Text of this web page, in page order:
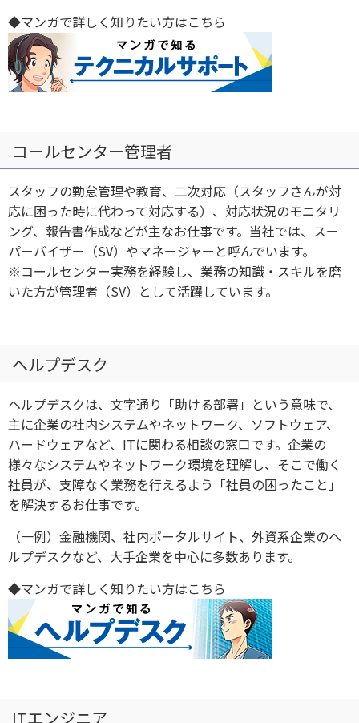
◆マンガで詳しく知りたい方はこちら
コールセンター管理者
スタッフの勤怠管理や教育、二次対応（スタッフさんが対
応に困った時に代わって対応する）、対応状況のモニタリ
ング、報告書作成などが主なお仕事です。当社では、スー
パーバイザー（SV）やマネージャーと呼んでいます。
※コールセンター実務を経験し、業務の知識・スキルを磨
いた方が管理者（SV）として活躍しています。
ヘルプデスク
ヘルプデスクは、文字通り「助ける部署」という意味で、
主に企業の社内システムやネットワーク、ソフトウェア、
ハードウェアなど、ITに関わる相談の窓口です。企業の
様々なシステムやネットワーク環境を理解し、そこで働く
社員が、支障なく業務を行えるよう「社員の困ったこと」
を解決するお仕事です。
（一例）金融機関、社内ポータルサイト、外資系企業のヘ
ルプデスクなど、大手企業を中心に多数あります。
◆マンガで詳しく知りたい方はこちら
ITエンジニア